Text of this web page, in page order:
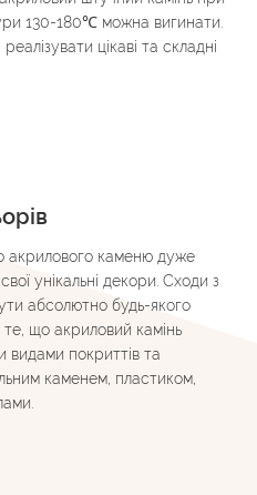
130-180℃ можна вигинати.
цікаві та складні
акрилового каменю дуже
унікальні декори. Сходи з
абсолютно будь-якого
те, що акриловий камінь
видами покриттів та
каменем, пластиком,